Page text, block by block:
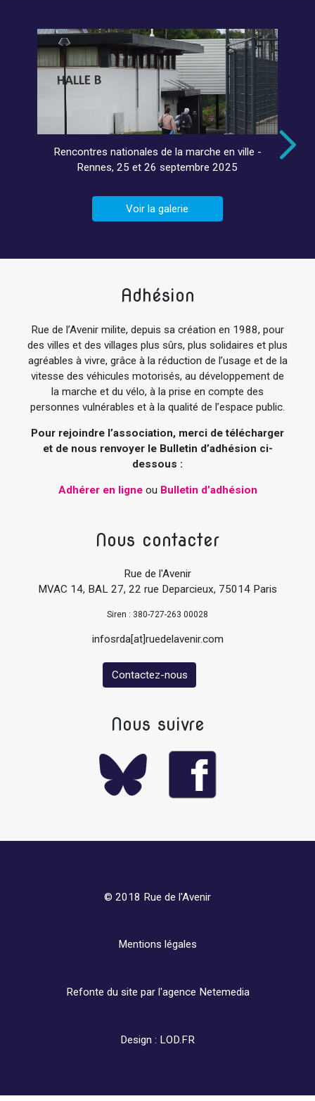
Rencontres nationales de la marche en ville -
Rennes, 25 et 26 septembre 2025
Voir la galerie
Adhésion
Rue de l’Avenir milite, depuis sa création en 1988, pour
des villes et des villages plus sûrs, plus solidaires et plus
agréables à vivre, grâce à la réduction de l’usage et de la
vitesse des véhicules motorisés, au développement de
la marche et du vélo, à la prise en compte des
personnes vulnérables et à la qualité de l’espace public.
Pour rejoindre l’association, merci de télécharger
et de nous renvoyer le Bulletin d’adhésion ci-
dessous :
Adhérer en ligneou Bulletin d’adhésion
Nous contacter
Rue de l'Avenir
MVAC 14, BAL 27, 22 rue Deparcieux, 75014 Paris
Siren : 380-727-263 00028
infosrda[at]ruedelavenir.com
Contactez-nous
Nous suivre
© 2018 Rue de l'Avenir
Mentions légales
Refonte du site par l'agence Netemedia
Design : LOD.FR